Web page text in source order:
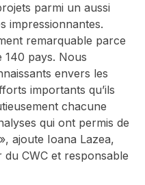
parmi un aussi
impressionnantes.
remarquable parce
140 pays. Nous
envers les
importants qu’ils
chacune
qui ont permis de
ajoute Ioana Lazea,
CWC et responsable